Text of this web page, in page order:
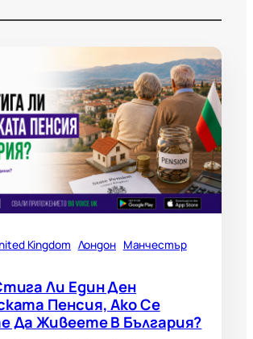
Kingdom Лондон Манчестър
Ли Един Ден
Пенсия, Ако Се
Да Живеете В България?